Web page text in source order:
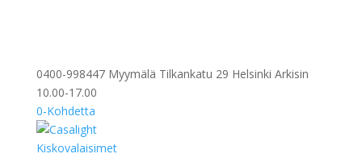
0400-998447 Myymälä Tilkankatu 29 Helsinki Arkisin
10.00-17.00
0-Kohdetta
Kiskovalaisimet